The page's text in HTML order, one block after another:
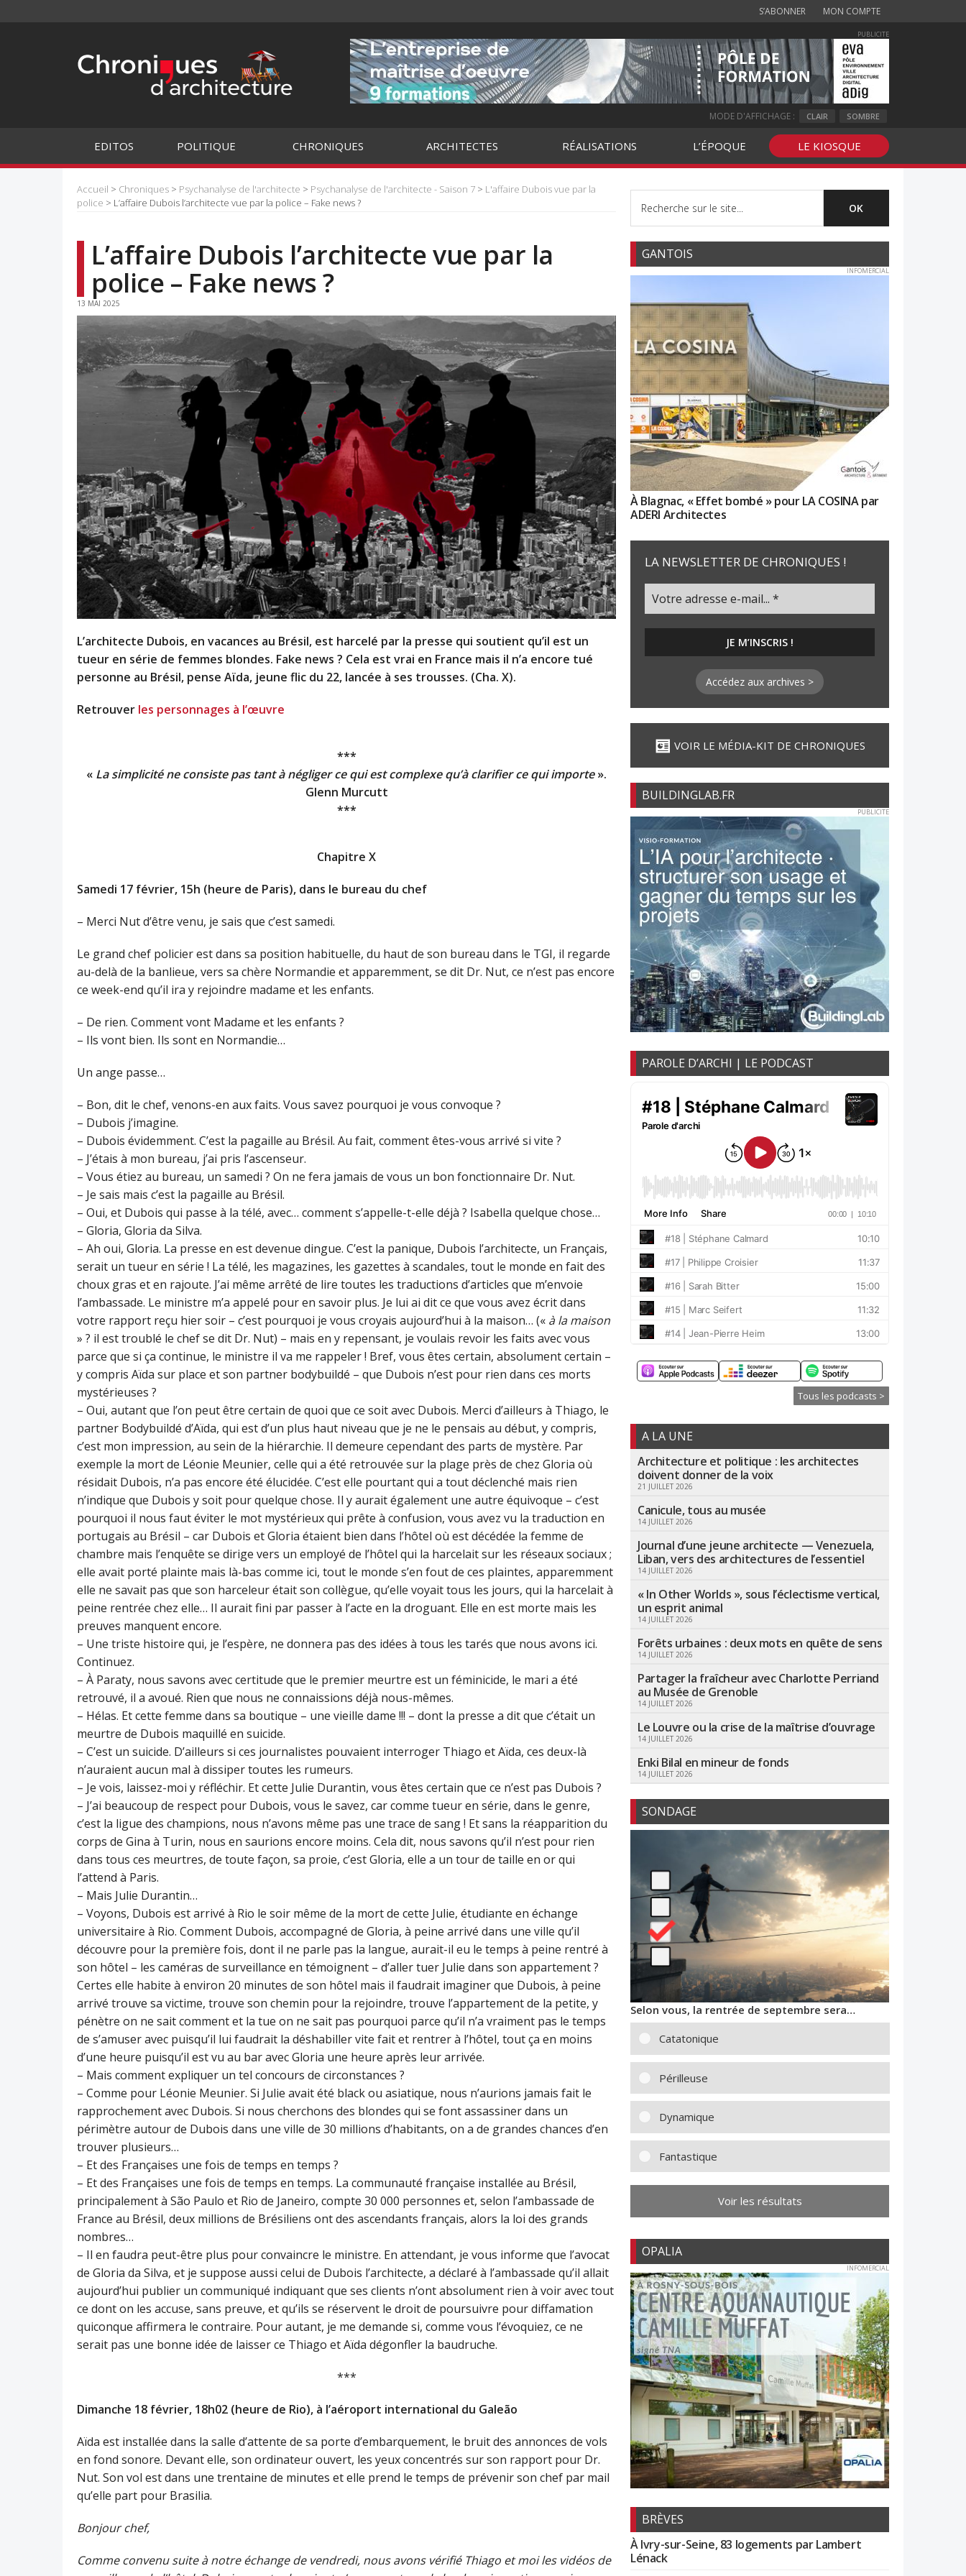
S’ABONNER MON COMPTE
PUBLICITE
MODE D'AFFICHAGE : CLAIR SOMBRE
EDITOS POLITIQUE CHRONIQUES ARCHITECTES RÉALISATIONS L’ÉPOQUE LE KIOSQUE
Accueil > Chroniques > Psychanalyse de l'architecte > Psychanalyse de l'architecte - Saison 7 > L'affaire Dubois vue par la
police > L’affaire Dubois l’architecte vue par la police – Fake news ?
L’affaire Dubois l’architecte vue par la
police – Fake news ?
13 MAI 2025
L’architecte Dubois, en vacances au Brésil, est harcelé par la presse qui soutient qu’il est un
tueur en série de femmes blondes. Fake news ? Cela est vrai en France mais il n’a encore tué
personne au Brésil, pense Aïda, jeune flic du 22, lancée à ses trousses. (Cha. X).
Retrouver les personnages à l’œuvre
***
« La simplicité ne consiste pas tant à négliger ce qui est complexe qu’à clarifier ce qui importe».
Glenn Murcutt
***
Chapitre X
Samedi 17 février, 15h (heure de Paris), dans le bureau du chef
– Merci Nut d’être venu, je sais que c’est samedi.
Le grand chef policier est dans sa position habituelle, du haut de son bureau dans le TGI, il regarde
au-delà de la banlieue, vers sa chère Normandie et apparemment, se dit Dr. Nut, ce n’est pas encore
ce week-end qu’il ira y rejoindre madame et les enfants.
– De rien. Comment vont Madame et les enfants ?
– Ils vont bien. Ils sont en Normandie…
Un ange passe…
– Bon, dit le chef, venons-en aux faits. Vous savez pourquoi je vous convoque ?
– Dubois j’imagine.
– Dubois évidemment. C’est la pagaille au Brésil. Au fait, comment êtes-vous arrivé si vite ?
– J’étais à mon bureau, j’ai pris l’ascenseur.
– Vous étiez au bureau, un samedi ? On ne fera jamais de vous un bon fonctionnaire Dr. Nut.
– Je sais mais c’est la pagaille au Brésil.
– Oui, et Dubois qui passe à la télé, avec… comment s’appelle-t-elle déjà ? Isabella quelque chose…
– Gloria, Gloria da Silva.
– Ah oui, Gloria. La presse en est devenue dingue. C’est la panique, Dubois l’architecte, un Français,
serait un tueur en série ! La télé, les magazines, les gazettes à scandales, tout le monde en fait des
choux gras et en rajoute. J’ai même arrêté de lire toutes les traductions d’articles que m’envoie
l’ambassade. Le ministre m’a appelé pour en savoir plus. Je lui ai dit ce que vous avez écrit dans
votre rapport reçu hier soir – c’est pourquoi je vous croyais aujourd’hui à la maison… (« à la maison
» ? il est troublé le chef se dit Dr. Nut) – mais en y repensant, je voulais revoir les faits avec vous
parce que si ça continue, le ministre il va me rappeler ! Bref, vous êtes certain, absolument certain –
y compris Aïda sur place et son partner bodybuildé – que Dubois n’est pour rien dans ces morts
mystérieuses ?
– Oui, autant que l’on peut être certain de quoi que ce soit avec Dubois. Merci d’ailleurs à Thiago, le
partner Bodybuildé d’Aïda, qui est d’un plus haut niveau que je ne le pensais au début, y compris,
c’est mon impression, au sein de la hiérarchie. Il demeure cependant des parts de mystère. Par
exemple la mort de Léonie Meunier, celle qui a été retrouvée sur la plage près de chez Gloria où
résidait Dubois, n’a pas encore été élucidée. C’est elle pourtant qui a tout déclenché mais rien
n’indique que Dubois y soit pour quelque chose. Il y aurait également une autre équivoque – c’est
pourquoi il nous faut éviter le mot mystérieux qui prête à confusion, vous avez vu la traduction en
portugais au Brésil – car Dubois et Gloria étaient bien dans l’hôtel où est décédée la femme de
chambre mais l’enquête se dirige vers un employé de l’hôtel qui la harcelait sur les réseaux sociaux ;
elle avait porté plainte mais là-bas comme ici, tout le monde s’en fout de ces plaintes, apparemment
elle ne savait pas que son harceleur était son collègue, qu’elle voyait tous les jours, qui la harcelait à
peine rentrée chez elle… Il aurait fini par passer à l’acte en la droguant. Elle en est morte mais les
preuves manquent encore.
– Une triste histoire qui, je l’espère, ne donnera pas des idées à tous les tarés que nous avons ici.
Continuez.
– À Paraty, nous savons avec certitude que le premier meurtre est un féminicide, le mari a été
retrouvé, il a avoué. Rien que nous ne connaissions déjà nous-mêmes.
– Hélas. Et cette femme dans sa boutique – une vieille dame !!! – dont la presse a dit que c’était un
meurtre de Dubois maquillé en suicide.
– C’est un suicide. D’ailleurs si ces journalistes pouvaient interroger Thiago et Aïda, ces deux-là
n’auraient aucun mal à dissiper toutes les rumeurs.
– Je vois, laissez-moi y réfléchir. Et cette Julie Durantin, vous êtes certain que ce n’est pas Dubois ?
– J’ai beaucoup de respect pour Dubois, vous le savez, car comme tueur en série, dans le genre,
c’est la ligue des champions, nous n’avons même pas une trace de sang ! Et sans la réapparition du
corps de Gina à Turin, nous en saurions encore moins. Cela dit, nous savons qu’il n’est pour rien
dans tous ces meurtres, de toute façon, sa proie, c’est Gloria, elle a un tour de taille en or qui
l’attend à Paris.
– Mais Julie Durantin…
– Voyons, Dubois est arrivé à Rio le soir même de la mort de cette Julie, étudiante en échange
universitaire à Rio. Comment Dubois, accompagné de Gloria, à peine arrivé dans une ville qu’il
découvre pour la première fois, dont il ne parle pas la langue, aurait-il eu le temps à peine rentré à
son hôtel – les caméras de surveillance en témoignent – d’aller tuer Julie dans son appartement ?
Certes elle habite à environ 20 minutes de son hôtel mais il faudrait imaginer que Dubois, à peine
arrivé trouve sa victime, trouve son chemin pour la rejoindre, trouve l’appartement de la petite, y
pénètre on ne sait comment et la tue on ne sait pas pourquoi parce qu’il n’a vraiment pas le temps
de s’amuser avec puisqu’il lui faudrait la déshabiller vite fait et rentrer à l’hôtel, tout ça en moins
d’une heure puisqu’il est vu au bar avec Gloria une heure après leur arrivée.
– Mais comment expliquer un tel concours de circonstances ?
– Comme pour Léonie Meunier. Si Julie avait été black ou asiatique, nous n’aurions jamais fait le
rapprochement avec Dubois. Si nous cherchons des blondes qui se font assassiner dans un
périmètre autour de Dubois dans une ville de 30 millions d’habitants, on a de grandes chances d’en
trouver plusieurs…
– Et des Françaises une fois de temps en temps ?
– Et des Françaises une fois de temps en temps. La communauté française installée au Brésil,
principalement à São Paulo et Rio de Janeiro, compte 30 000 personnes et, selon l’ambassade de
France au Brésil, deux millions de Brésiliens ont des ascendants français, alors la loi des grands
nombres…
– Il en faudra peut-être plus pour convaincre le ministre. En attendant, je vous informe que l’avocat
de Gloria da Silva, et je suppose aussi celui de Dubois l’architecte, a déclaré à l’ambassade qu’il allait
aujourd’hui publier un communiqué indiquant que ses clients n’ont absolument rien à voir avec tout
ce dont on les accuse, sans preuve, et qu’ils se réservent le droit de poursuivre pour diffamation
quiconque affirmera le contraire. Pour autant, je me demande si, comme vous l’évoquiez, ce ne
serait pas une bonne idée de laisser ce Thiago et Aïda dégonfler la baudruche.
***
Dimanche 18 février, 18h02 (heure de Rio), à l’aéroport international du Galeão
Aïda est installée dans la salle d’attente de sa porte d’embarquement, le bruit des annonces de vols
en fond sonore. Devant elle, son ordinateur ouvert, les yeux concentrés sur son rapport pour Dr.
Nut. Son vol est dans une trentaine de minutes et elle prend le temps de prévenir son chef par mail
qu’elle part pour Brasilia.
Bonjour chef,
Comme convenu suite à notre échange de vendredi, nous avons vérifié Thiago et moi les vidéos de
GANTOIS
INFOMERCIAL
À Blagnac, « Effet bombé » pour LA COSINA par
ADERI Architectes
LA NEWSLETTER DE CHRONIQUES !
Accédez aux archives >
VOIR LE MÉDIA-KIT DE CHRONIQUES
BUILDINGLAB.FR
PUBLICITE
PAROLE D’ARCHI | LE PODCAST
Tous les podcasts >
A LA UNE
Architecture et politique : les architectes
doivent donner de la voix
21 JUILLET 2026
Canicule, tous au musée
14 JUILLET 2026
Journal d’une jeune architecte — Venezuela,
Liban, vers des architectures de l’essentiel
14 JUILLET 2026
« In Other Worlds », sous l’éclectisme vertical,
un esprit animal
14 JUILLET 2026
Forêts urbaines : deux mots en quête de sens
14 JUILLET 2026
Partager la fraîcheur avec Charlotte Perriand
au Musée de Grenoble
14 JUILLET 2026
Le Louvre ou la crise de la maîtrise d’ouvrage
14 JUILLET 2026
Enki Bilal en mineur de fonds
14 JUILLET 2026
SONDAGE
Selon vous, la rentrée de septembre sera…
Catatonique
Périlleuse
Dynamique
Fantastique
Voir les résultats
OPALIA
INFOMERCIAL
BRÈVES
À Ivry-sur-Seine, 83 logements par Lambert
Lénack